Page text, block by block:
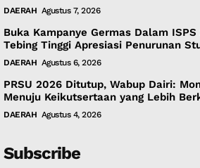
DAERAH Agustus 7, 2026
Buka Kampanye Germas Dalam
Tebing Tinggi Apresiasi Penurunan
DAERAH Agustus 6, 2026
PRSU 2026 Ditutup, Wabup Dairi:
Menuju Keikutsertaan yang Lebih
DAERAH Agustus 4, 2026
Subscribe